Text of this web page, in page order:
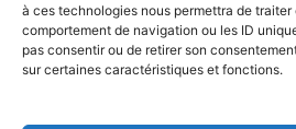
à ces technologies nous permettra de
comportement de navigation ou les ID
pas consentir ou de retirer son
sur certaines caractéristiques et fonctions.